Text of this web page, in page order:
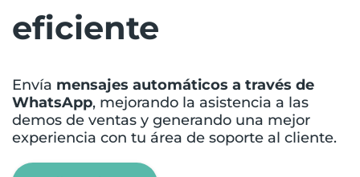
eficiente
Envía mensajes automáticos a través de
WhatsApp, mejorando la asistencia a las
demos de ventas y generando una mejor
experiencia con tu área de soporte al cliente.